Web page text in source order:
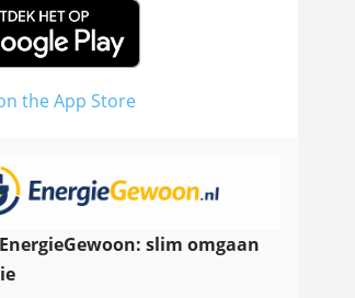
slim omgaan